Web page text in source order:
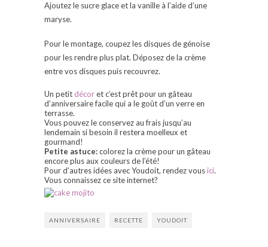
Ajoutez le sucre glace et la vanille à l’aide d’une
maryse.
Pour le montage, coupez les disques de génoise
pour les rendre plus plat. Déposez de la crème
entre vos disques puis recouvrez.
Un petit décoret c’est prêt pour un gâteau
d’anniversaire facile qui a le goût d’un verre en
terrasse.
Vous pouvez le conservez au frais jusqu’au
lendemain si besoin il restera moelleux et
gourmand!
Petite astuce:colorez la crème pour un gâteau
encore plus aux couleurs de l’été!
Pour d’autres idées avec Youdoit, rendez vousici.
Vous connaissez ce site internet?
ANNIVERSAIRE RECETTE YOUDOIT